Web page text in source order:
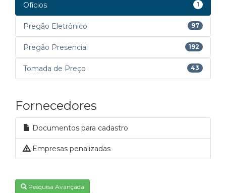
Ofícios 1
Pregão Eletrônico 97
Pregão Presencial 192
Tomada de Preço 43
Fornecedores
Documentos para cadastro
Empresas penalizadas
Pesquisa Avançada